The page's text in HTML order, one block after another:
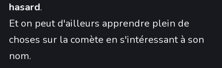
hasard.
Et on peut d'ailleurs apprendre plein de
choses sur la comète en s'intéressant à son
nom.